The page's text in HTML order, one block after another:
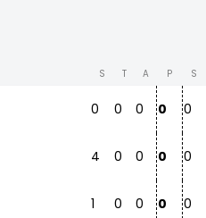
S T A P S
0 0 0 0 0
4 0 0 0 0
1 0 0 0 0